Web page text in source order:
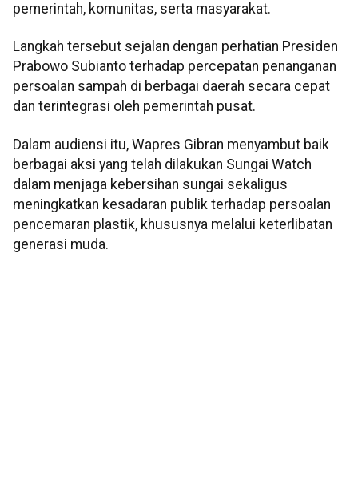
pemerintah, komunitas, serta masyarakat.
Langkah tersebut sejalan dengan perhatian Presiden
Prabowo Subianto terhadap percepatan penanganan
persoalan sampah di berbagai daerah secara cepat
dan terintegrasi oleh pemerintah pusat.
Dalam audiensi itu, Wapres Gibran menyambut baik
berbagai aksi yang telah dilakukan Sungai Watch
dalam menjaga kebersihan sungai sekaligus
meningkatkan kesadaran publik terhadap persoalan
pencemaran plastik, khususnya melalui keterlibatan
generasi muda.